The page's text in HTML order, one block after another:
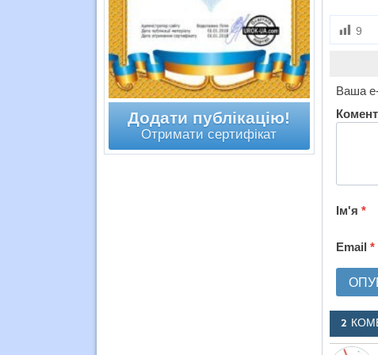
9
Ваша
Ім'я *
Email *
2
Додати публікацію!
Отримати сертифікат